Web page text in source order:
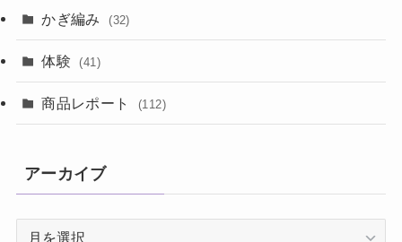
かぎ編み (32)
体験 (41)
商品レポート (112)
アーカイブ